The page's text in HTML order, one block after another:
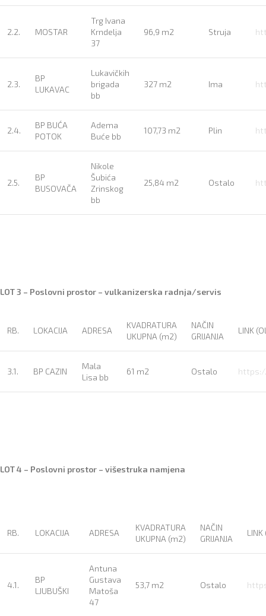
2.2. MOSTAR
Trg Ivana
Krndelja
37
96,9 m2 Struja
2.3.
BP
LUKAVAC
Lukavičkih
brigada
bb
327 m2 Ima
2.4.
BP BUĆA
POTOK
Adema
Buće bb
107,73 m2 Plin
2.5.
BP
BUSOVAČA
Nikole
Šubića
Zrinskog
bb
25,84 m2 Ostalo
LOT 3 – Poslovni prostor – vulkanizerska radnja/servis
RB. LOKACIJA ADRESA
KVADRATURA
UKUPNA (m2)
NAČIN
GRIJANJA
LINK
3.1. BP CAZIN
Mala
Lisa bb
61 m2 Ostalo
LOT 4 – Poslovni prostor – višestruka namjena
RB. LOKACIJA ADRESA
KVADRATURA
UKUPNA (m2)
NAČIN
GRIJANJA
LINK
4.1.
BP
LJUBUŠKI
Antuna
Gustava
Matoša
47
53,7 m2 Ostalo